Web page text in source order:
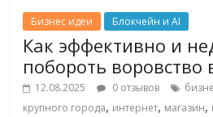
Бизнес идеи Блокчейн и AI
Как эффективно и
побороть воровство
12.08.2025 0 отзывов
крупного города, интернет, магазин,